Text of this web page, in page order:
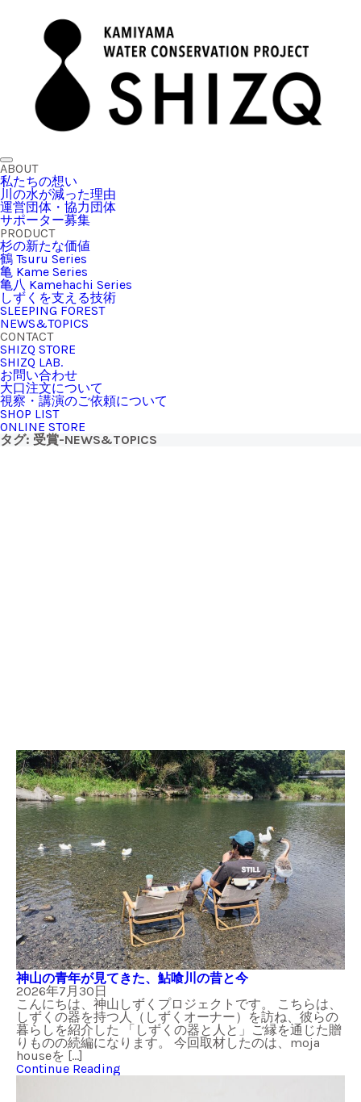
ABOUT
私たちの想い
川の水が減った理由
運営団体・協力団体
サポーター募集
PRODUCT
杉の新たな価値
鶴 Tsuru Series
亀 Kame Series
亀八 Kamehachi Series
しずくを支える技術
SLEEPING FOREST
NEWS&TOPICS
CONTACT
SHIZQ STORE
SHIZQ LAB.
お問い合わせ
大口注文について
視察・講演のご依頼について
SHOP LIST
ONLINE STORE
タグ: 受賞-NEWS&TOPICS
神山の青年が見てきた、鮎喰川の昔と今
2026年7月30日
こんにちは、神山しずくプロジェクトです。 こちらは、
しずくの器を持つ人（しずくオーナー）を訪ね、彼らの
暮らしを紹介した 「しずくの器と人と」ご縁を通じた贈
りものの続編になります。 今回取材したのは、moja
houseを […]
Continue Reading